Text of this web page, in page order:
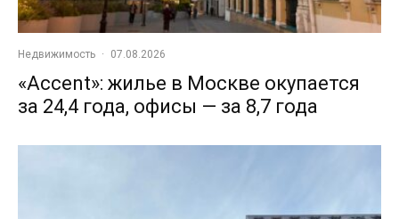
Недвижимость · 07.08.2026
«Accent»: жилье в Москве окупается
за 24,4 года, офисы — за 8,7 года